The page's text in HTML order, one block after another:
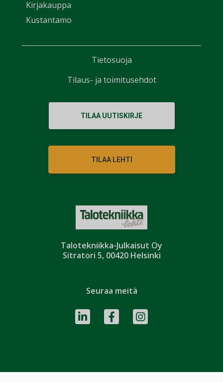
Talotekniikka-Julkaisut Oy
Sitratori 5, 00420 Helsinki
Kirjakauppa
Kustantamo
TILAA UUTISKIRJE
TILAA LEHTI
Seuraa meitä
Tietosuoja
Tilaus- ja toimitusehdot